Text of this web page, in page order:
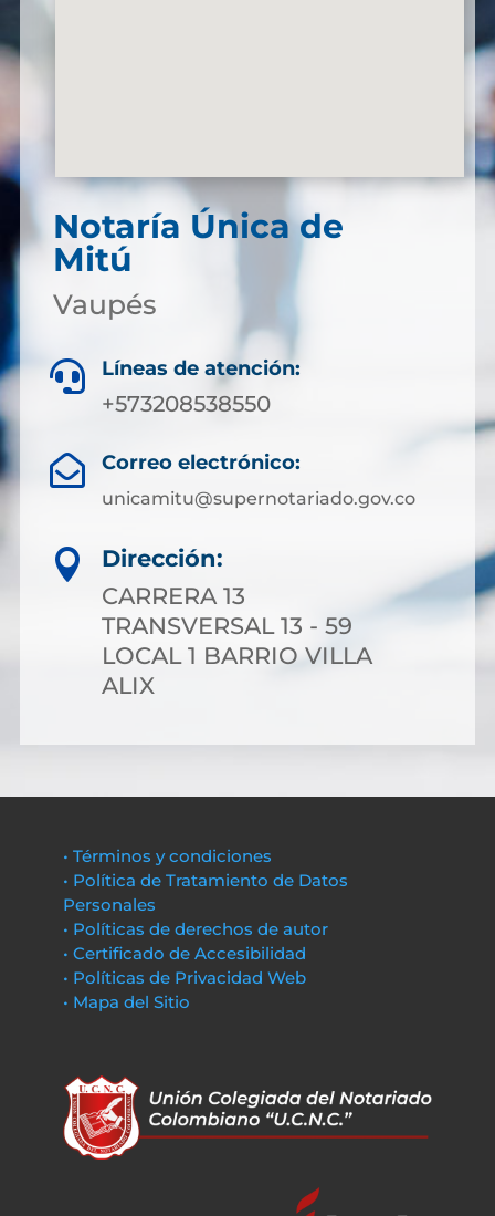
Notaría Única de
Mitú
Vaupés
 Líneas de atención:
+573208538550
 Correo electrónico:
unicamitu@supernotariado.gov.co

Dirección:
CARRERA 13
TRANSVERSAL 13 - 59
LOCAL 1 BARRIO VILLA
ALIX
• Términos y condiciones
• Política de Tratamiento de Datos
Personales
• Políticas de derechos de autor
• Certificado de Accesibilidad
• Políticas de Privacidad Web
• Mapa del Sitio